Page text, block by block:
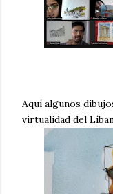
Aquí algunos
virtualidad del